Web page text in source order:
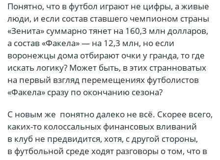
Понятно, что в футбол играют не цифры, а живые
люди, и если состав ставшего чемпионом страны
«Зенита» суммарно тянет на 160,3 млн долларов,
а состав «Факела» — на 12,3 млн, но если
воронежцы дома отбирают очки у гранда, то где
искать логику? Может быть, в этих странноватых
на первый взгляд перемещениях футболистов
«Факела» сразу по окончанию сезона?
С новым же понятно далеко не всё. Скорее всего,
каких-то колоссальных финансовых вливаний
в клуб не предвидится, хотя, с другой стороны,
в футбольной среде ходят разговоры о том, что в